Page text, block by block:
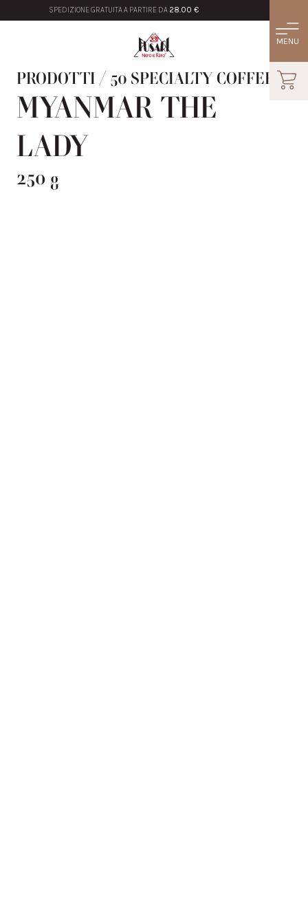
SPEDIZIONE GRATUITA A PARTIRE DA 28.00 €
PRODOTTI / 50 SPECIALTY COFFEE
MYANMAR THE
LADY
250 g